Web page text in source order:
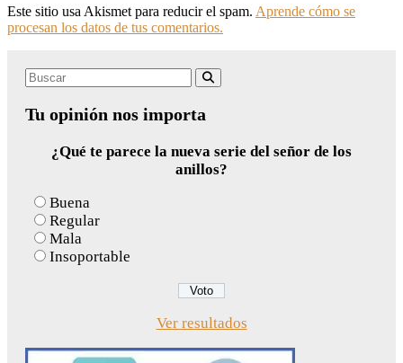
Este sitio usa Akismet para reducir el spam. Aprende cómo se
procesan los datos de tus comentarios.
Search
Tu opinión nos importa
¿Qué te parece la nueva serie del señor de los
anillos?
Buena
Regular
Mala
Insoportable
Ver resultados